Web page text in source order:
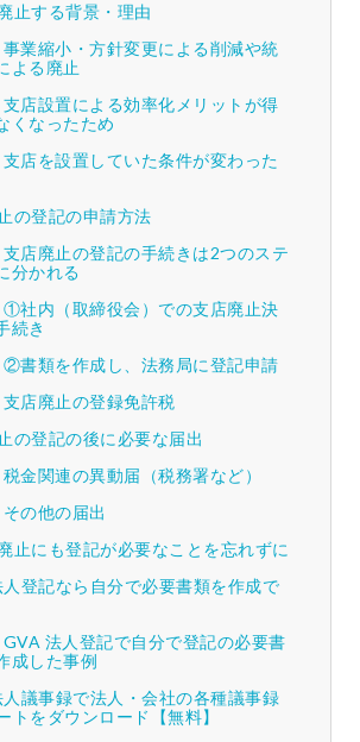
止する背景・理由
事業縮小・方針変更による削減や統
よる廃止
支店設置による効率化メリットが得
くなったため
支店を設置していた条件が変わった
の登記の申請方法
支店廃止の登記の手続きは2つのステ
分かれる
①社内（取締役会）での支店廃止決
続き
②書類を作成し、法務局に登記申請
支店廃止の登録免許税
の登記の後に必要な届出
税金関連の異動届（税務署など）
その他の届出
止にも登記が必要なことを忘れずに
登記なら自分で必要書類を作成で
GVA 法人登記で自分で登記の必要書
成した事例
議事録で法人・会社の各種議事録
トをダウンロード【無料】